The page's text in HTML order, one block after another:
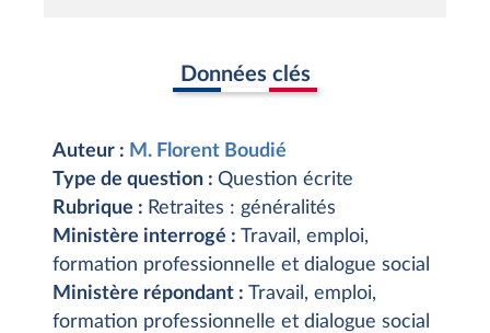
Données clés
Auteur : M. Florent Boudié
Type de question : Question écrite
Rubrique : Retraites : généralités
Ministère interrogé : Travail, emploi,
formation professionnelle et dialogue social
Ministère répondant : Travail, emploi,
formation professionnelle et dialogue social